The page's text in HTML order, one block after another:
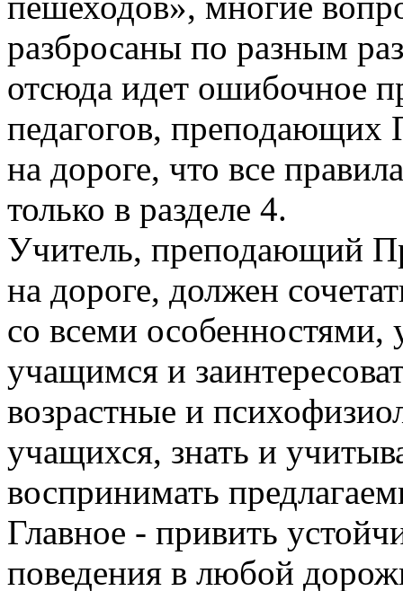
разбросаны по разным
отсюда идет ошибочное
педагогов, преподающих
на дороге, что все
только в разделе 4.
Учитель, преподающий
на дороге, должен
со всеми особенностями,
учащимся и
возрастные и
учащихся, знать и
воспринимать
Главное - привить
поведения в любой